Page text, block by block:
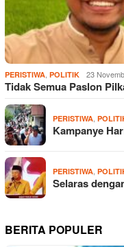
PERISTIWA POLITIK 23
Tidak Semua Paslon
PERISTIWA
Kampanye
PERISTIWA
Selaras
BERITA POPULER